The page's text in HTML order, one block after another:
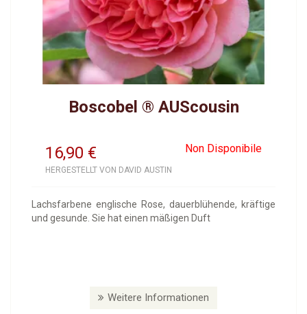
Boscobel ® AUScousin
16,90 Non Disponibile
€
HERGESTELLT VON DAVID AUSTIN
Lachsfarbene englische Rose, dauerblühende, kräftige
und gesunde. Sie hat einen mäßigen Duft
Weitere Informationen